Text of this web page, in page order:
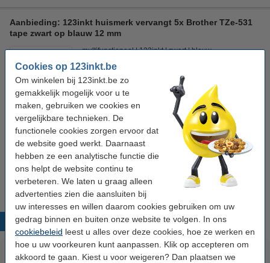
Cookies op 123inkt.be
Om winkelen bij 123inkt.be zo
gemakkelijk mogelijk voor u te
maken, gebruiken we cookies en
vergelijkbare technieken. De
functionele cookies zorgen ervoor dat
de website goed werkt. Daarnaast
hebben ze een analytische functie die
ons helpt de website continu te
verbeteren. We laten u graag alleen
advertenties zien die aansluiten bij
uw interesses en willen daarom cookies gebruiken om uw
gedrag binnen en buiten onze website te volgen. In ons
cookiebeleid leest u alles over deze cookies, hoe ze werken en
hoe u uw voorkeuren kunt aanpassen. Klik op accepteren om
akkoord te gaan. Kiest u voor weigeren? Dan plaatsen we
Aanbieding: 123inkt huismerk vervangt 5x Brother TZe-531
tape zwart op blauw 12 mm
multifunctioneel 123inkt zwart blauw
Bekijk de specificaties en omschrijving
€ 42,50 Bestellen
Wij adviseren u om deze tape i.p.v. de originele tape te nemen.
Populaire producten